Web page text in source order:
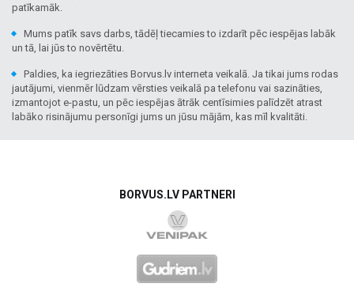
patīkamāk.
Mums patīk savs darbs, tādēļ tiecamies to izdarīt pēc iespējas labāk
un tā, lai jūs to novērtētu.
Paldies, ka iegriezāties Borvus.lv interneta veikalā. Ja tikai jums rodas
jautājumi, vienmēr lūdzam vērsties veikalā pa telefonu vai sazināties,
izmantojot e-pastu, un pēc iespējas ātrāk centīsimies palīdzēt atrast
labāko risinājumu personīgi jums un jūsu mājām, kas mīl kvalitāti.
BORVUS.LV PARTNERI